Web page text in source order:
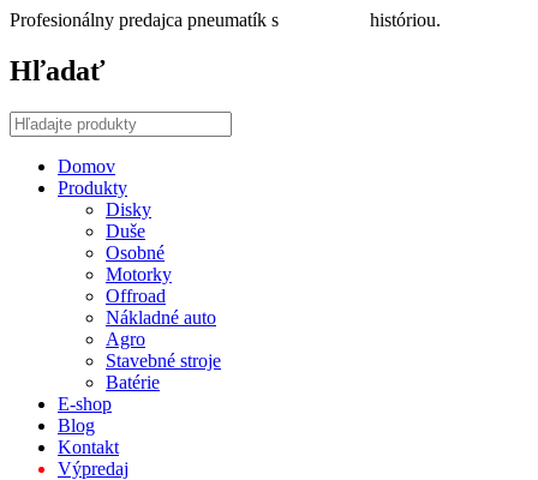
Profesionálny predajca pneumatík s históriou.
Hľadať
Domov
Produkty
Disky
Duše
Osobné
Motorky
Offroad
Nákladné auto
Agro
Stavebné stroje
Batérie
E-shop
Blog
Kontakt
Výpredaj